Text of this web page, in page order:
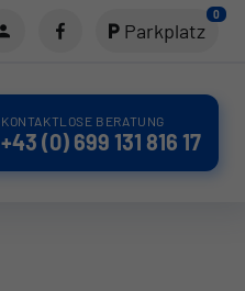
Parkplatz
0
KONTAKTLOSE BERATUNG
+43 (0) 699 131 816 17